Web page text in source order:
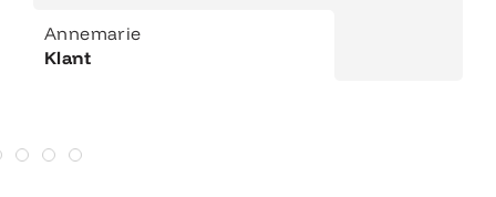
Annemarie
Klant